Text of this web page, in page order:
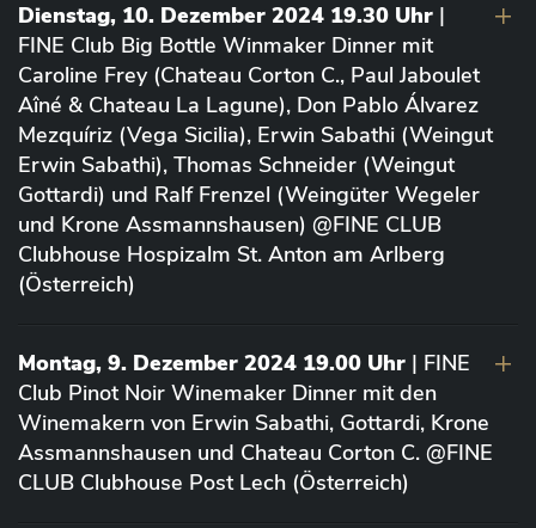
Dienstag, 10. Dezember 2024 19.30 Uhr |
FINE Club Big Bottle Winmaker Dinner mit
Caroline Frey (Chateau Corton C., Paul Jaboulet
Aîné & Chateau La Lagune), Don Pablo Álvarez
Mezquíriz (Vega Sicilia), Erwin Sabathi (Weingut
Erwin Sabathi), Thomas Schneider (Weingut
Gottardi) und Ralf Frenzel (Weingüter Wegeler
und Krone Assmannshausen) @FINE CLUB
Clubhouse Hospizalm St. Anton am Arlberg
(Österreich)
Montag, 9. Dezember 2024 19.00 Uhr | FINE
Club Pinot Noir Winemaker Dinner mit den
Winemakern von Erwin Sabathi, Gottardi, Krone
Assmannshausen und Chateau Corton C. @FINE
CLUB Clubhouse Post Lech (Österreich)